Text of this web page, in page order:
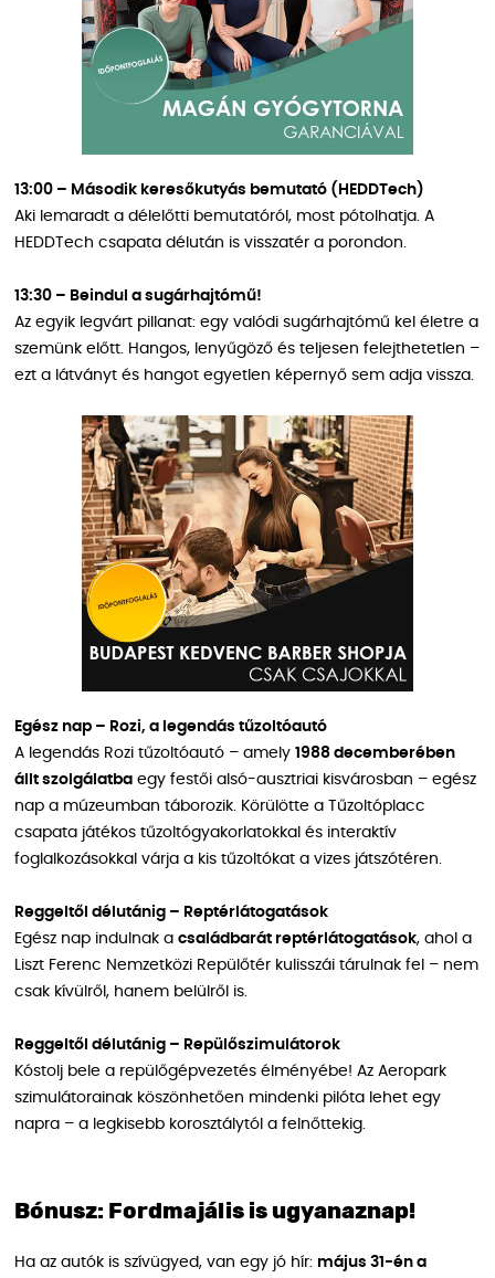
13:00 – Második keresőkutyás bemutató (HEDDTech)
Aki lemaradt a délelőtti bemutatóról, most pótolhatja. A
HEDDTech csapata délután is visszatér a porondon.
13:30 – Beindul a sugárhajtómű!
Az egyik legvárt pillanat: egy valódi sugárhajtómű kel életre a
szemünk előtt. Hangos, lenyűgöző és teljesen felejthetetlen –
ezt a látványt és hangot egyetlen képernyő sem adja vissza.
Egész nap – Rozi, a legendás tűzoltóautó
A legendás Rozi tűzoltóautó – amely 1988 decemberében
állt szolgálatba egy festői alsó-ausztriai kisvárosban – egész
nap a múzeumban táborozik. Körülötte a Tűzoltóplacc
csapata játékos tűzoltógyakorlatokkal és interaktív
foglalkozásokkal várja a kis tűzoltókat a vizes játszótéren.
Reggeltől délutánig – Reptérlátogatások
Egész nap indulnak a családbarát reptérlátogatások, ahol a
Liszt Ferenc Nemzetközi Repülőtér kulisszái tárulnak fel – nem
csak kívülről, hanem belülről is.
Reggeltől délutánig – Repülőszimulátorok
Kóstolj bele a repülőgépvezetés élményébe! Az Aeropark
szimulátorainak köszönhetően mindenki pilóta lehet egy
napra – a legkisebb korosztálytól a felnőttekig.
Bónusz: Fordmajális is ugyanaznap!
Ha az autók is szívügyed, van egy jó hír: május 31-én a